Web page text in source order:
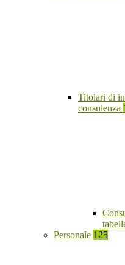
Titolari di
consulenza
Personale 125